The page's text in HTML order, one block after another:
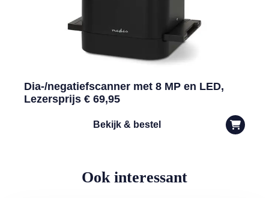
Dia-/negatiefscanner met 8 MP en LED,
Lezersprijs € 69,95
Bekijk & bestel
Ook interessant